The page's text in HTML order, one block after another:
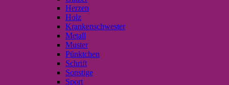
Herzen
Holz
Krankenschwester
Metall
Muster
Pünktchen
Schrift
Sonstige
Sport